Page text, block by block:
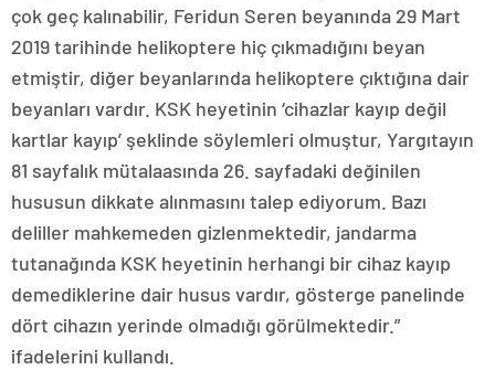
çok geç kalınabilir, Feridun Seren beyanında 29 Mart
2019 tarihinde helikoptere hiç çıkmadığını beyan
etmiştir, diğer beyanlarında helikoptere çıktığına dair
beyanları vardır. KSK heyetinin ‘cihazlar kayıp değil
kartlar kayıp’ şeklinde söylemleri olmuştur, Yargıtayın
81 sayfalık mütalaasında 26. sayfadaki değinilen
hususun dikkate alınmasını talep ediyorum. Bazı
deliller mahkemeden gizlenmektedir, jandarma
tutanağında KSK heyetinin herhangi bir cihaz kayıp
demediklerine dair husus vardır, gösterge panelinde
dört cihazın yerinde olmadığı görülmektedir.”
ifadelerini kullandı.